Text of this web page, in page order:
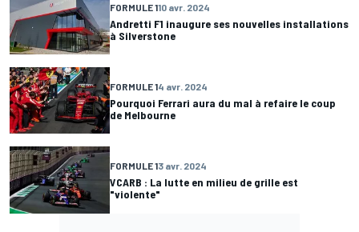
FORMULE 110 avr. 2024
Andretti F1 inaugure ses nouvelles installations
à Silverstone
FORMULE 14 avr. 2024
Pourquoi Ferrari aura du mal à refaire le coup
de Melbourne
FORMULE 13 avr. 2024
VCARB : La lutte en milieu de grille est
"violente"